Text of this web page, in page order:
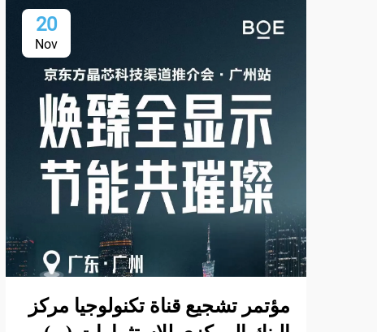
20
Nov
مؤتمر تشجيع قناة تكنولوجيا مركز